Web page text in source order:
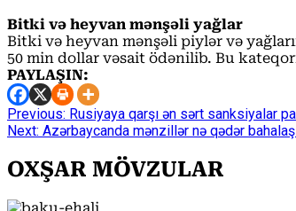
Bitki və heyvan mənşəli yağlar
Bitki və heyvan mənşəli piylər və
50 min dollar vəsait ödənilib. Bu
PAYLAŞIN:
Continue
Reading
Previous: Rusiyaya qarşı ən sərt sanksiyalar
Next: Azərbaycanda mənzillər nə qədər
OXŞAR MÖVZULAR